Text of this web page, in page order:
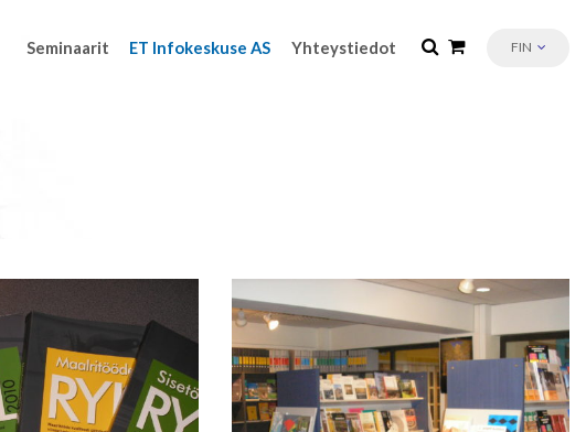
Seminaarit ET Infokeskuse AS Yhteystiedot FIN